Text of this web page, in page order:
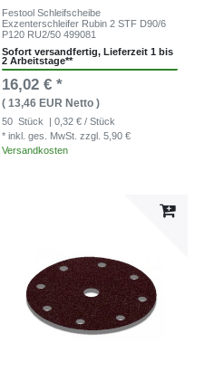
Festool Schleifscheibe
Exzenterschleifer Rubin 2 STF D90/6
P120 RU2/50 499081
Sofort versandfertig, Lieferzeit 1 bis
2 Arbeitstage**
16,02 € *
( 13,46 EUR Netto )
50 Stück
| 0,32 € / Stück
* inkl. ges. MwSt. zzgl. 5,90 €
Versandkosten